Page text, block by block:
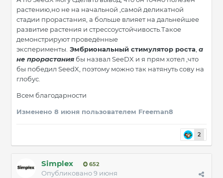
растению,но не на начальной ,самой деликатной
стадии прорастания, а больше влияет на дальнейшее
развитие растения и стрессоустойчивость.Такое
демонстрируют проведённые
эксперименты. Эмбриональный стимулятор роста а
не прорастания бы назвал SeeDX и я прям хотел ,что
бы победил SeedX, поэтому можно так натянуть сову на
глобус.
Всем благодарности
Изменено 8 июня пользователем Freeman8
2
Simplex 652
Опубликовано9 июня